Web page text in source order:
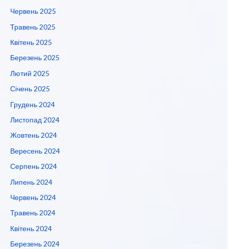
Червень 2025
Травень 2025
Квітень 2025
Березень 2025
Лютий 2025
Січень 2025
Грудень 2024
Листопад 2024
Жовтень 2024
Вересень 2024
Серпень 2024
Липень 2024
Червень 2024
Травень 2024
Квітень 2024
Березень 2024